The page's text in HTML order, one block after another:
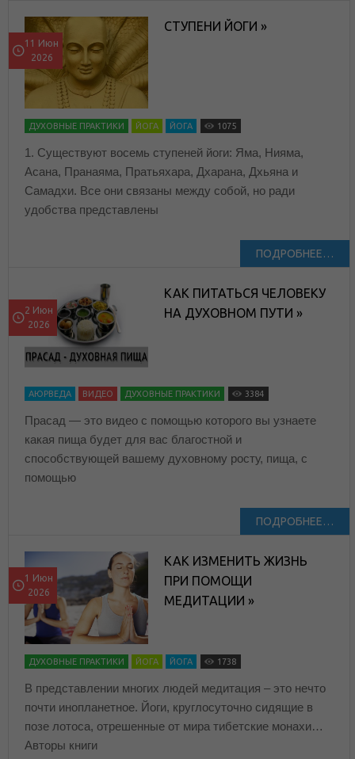
11 Июн
2026
СТУПЕНИ ЙОГИ »
ДУХОВНЫЕ ПРАКТИКИ ЙОГА ЙОГА 1075
1. Существуют восемь ступеней йоги: Яма, Нияма,
Асана, Пранаяма, Пратьяхара, Дхарана, Дхьяна и
Самадхи. Все они связаны между собой, но ради
удобства представлены
ПОДРОБНЕЕ…
2 Июн
2026
КАК ПИТАТЬСЯ ЧЕЛОВЕКУ
НА ДУХОВНОМ ПУТИ »
АЮРВЕДА ВИДЕО ДУХОВНЫЕ ПРАКТИКИ 3384
Прасад — это видео с помощью которого вы узнаете
какая пища будет для вас благостной и
способствующей вашему духовному росту, пища, с
помощью
ПОДРОБНЕЕ…
1 Июн
2026
КАК ИЗМЕНИТЬ ЖИЗНЬ
ПРИ ПОМОЩИ
МЕДИТАЦИИ »
ДУХОВНЫЕ ПРАКТИКИ ЙОГА ЙОГА 1738
В представлении многих людей медитация – это нечто
почти инопланетное. Йоги, круглосуточно сидящие в
позе лотоса, отрешенные от мира тибетские монахи…
Авторы книги